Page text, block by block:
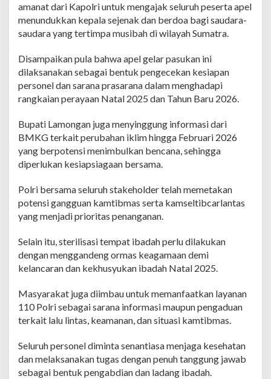
a
t
a
2
0
2
5
d
n
a
h
u
B
r
u
0
2
6
amanat dari Kapolri untuk mengajak seluruh peserta apel
menundukkan kepala sejenak dan berdoa bagi saudara-
saudara yang tertimpa musibah di wilayah Sumatra.
Disampaikan pula bahwa apel gelar pasukan ini
dilaksanakan sebagai bentuk pengecekan kesiapan
personel dan sarana prasarana dalam menghadapi
rangkaian perayaan Natal 2025 dan Tahun Baru 2026.
Bupati Lamongan juga menyinggung informasi dari
BMKG terkait perubahan iklim hingga Februari 2026
yang berpotensi menimbulkan bencana, sehingga
diperlukan kesiapsiagaan bersama.
Polri bersama seluruh stakeholder telah memetakan
potensi gangguan kamtibmas serta kamseltibcarlantas
yang menjadi prioritas penanganan.
Selain itu, sterilisasi tempat ibadah perlu dilakukan
dengan menggandeng ormas keagamaan demi
kelancaran dan kekhusyukan ibadah Natal 2025.
Masyarakat juga diimbau untuk memanfaatkan layanan
110 Polri sebagai sarana informasi maupun pengaduan
terkait lalu lintas, keamanan, dan situasi kamtibmas.
Seluruh personel diminta senantiasa menjaga kesehatan
dan melaksanakan tugas dengan penuh tanggung jawab
sebagai bentuk pengabdian dan ladang ibadah.